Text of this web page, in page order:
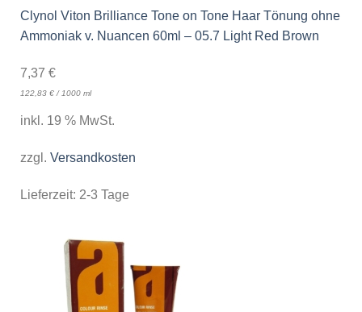
Clynol Viton Brilliance Tone on Tone Haar Tönung ohne
Ammoniak v. Nuancen 60ml – 05.7 Light Red Brown
7,37 €
122,83 €/ 1000 ml
inkl. 19 % MwSt.
zzgl. Versandkosten
Lieferzeit: 2-3 Tage